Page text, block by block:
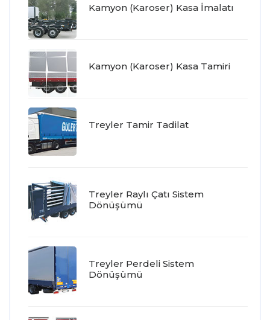
Kamyon (Karoser) Kasa İmalatı
Kamyon (Karoser) Kasa Tamiri
Treyler Tamir Tadilat
Treyler Raylı Çatı Sistem
Dönüşümü
Treyler Perdeli Sistem
Dönüşümü